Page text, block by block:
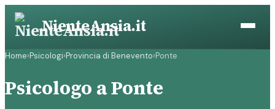
Vai
contenuto
NienteAnsia.it
Home›Psicologi›Provincia di Benevento›Ponte
Psicologo a Ponte